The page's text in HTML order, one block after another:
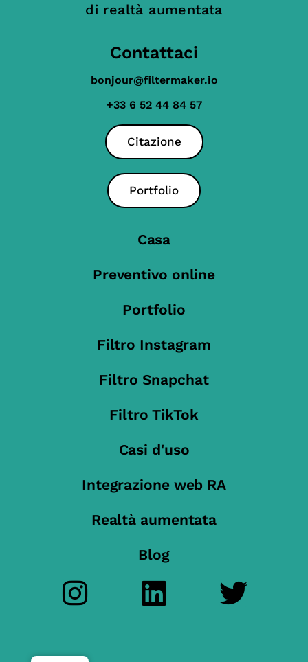
di realtà aumentata
Contattaci
bonjour@filtermaker.io
+33 6 52 44 84 57
Citazione
Portfolio
Casa
Preventivo online
Portfolio
Filtro Instagram
Filtro Snapchat
Filtro TikTok
Casi d'uso
Integrazione web RA
Realtà aumentata
Blog